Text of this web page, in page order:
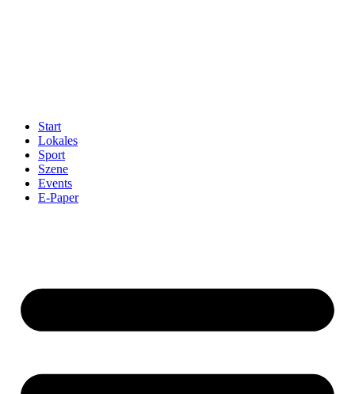
Start
Lokales
Sport
Szene
Events
E-Paper